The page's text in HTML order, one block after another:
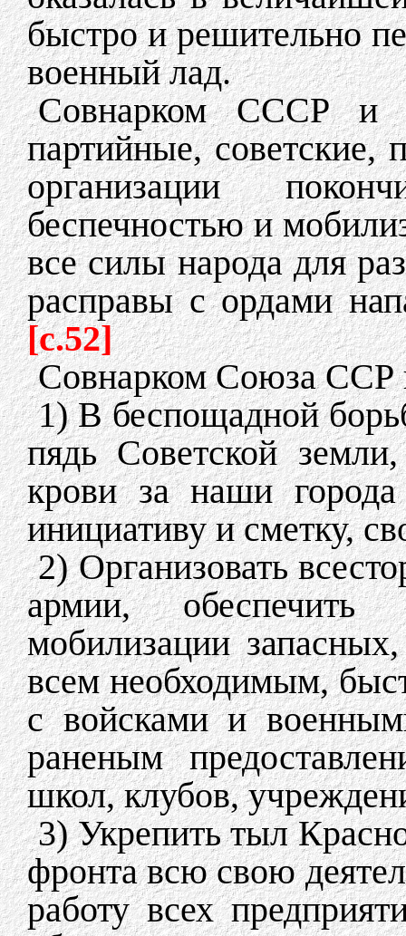
быстро и решительно
военный лад.
Совнарком СССР и
партийные, советские,
организации
беспечностью и
все силы народа для
расправы с ордами
[c.52]
Совнарком Союза ССР
1) В беспощадной
пядь Советской
крови за наши города
инициативу и сметку,
2) Организовать
армии, обеспечить
мобилизации
всем необходимым,
с войсками и
раненым
школ, клубов,
3) Укрепить тыл
фронта всю свою
работу всех